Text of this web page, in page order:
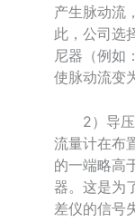
产生脉动流
此，公司选
尼器（例如
使脉动流变
2）导压
流量计在布
的一端略高
器。这是为
差仪的信号